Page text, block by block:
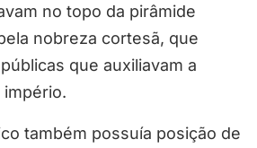
no topo da pirâmide
nobreza cortesã, que
que auxiliavam a
também possuía posição de